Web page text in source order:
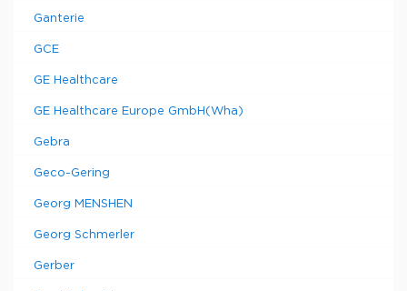
Ganterie
GCE
GE Healthcare
GE Healthcare Europe GmbH(Wha)
Gebra
Geco-Gering
Georg MENSHEN
Georg Schmerler
Gerber